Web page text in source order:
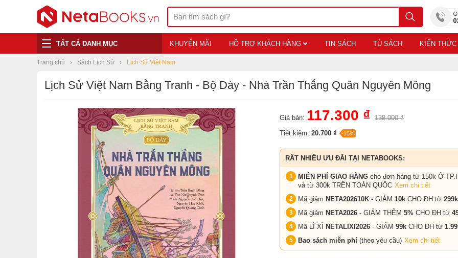
TẤT CẢ DANH MỤC KHUYẾN MÃI HỖ TRỢ KHÁCH HÀNG TIN SÁCH TỦ SÁCH KIẾN THỨC
Trang chủ Sách Lịch Sử Lịch Sử Việt Nam
Lịch Sử Việt Nam Bằng Tranh - Bộ Dày - Nhà Trần Thắng Quân Nguyên Mông
Giá bán: 117.300 ₫
138.000 ₫
Tiết kiệm: 20.700 ₫ -15%
RẤT NHIỀU ƯU ĐÃI TẠI NETABOOKS:
MIỄN PHÍ GIAO HÀNG cho đơn hàng từ 150k Ở
và từ 300k TRÊN TOÀN QUỐC Xem chi tiết
Mã giảm NETA202610K - GIẢM 10k CHO ĐH từ 299k
Mã giảm NETA2026 - GIẢM THÊM 5% CHO ĐH từ
Mã LÌ XÌ
NETALIXI2026 - GIẢM 99k CHO ĐH từ
Bao sách miễn phí (theo yêu cầu) Xem chi tiết